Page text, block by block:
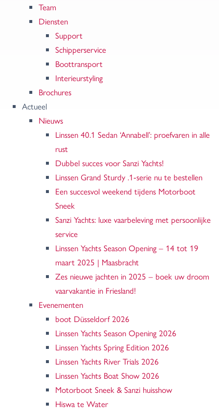
Team
Diensten
Support
Schipperservice
Boottransport
Interieurstyling
Brochures
Actueel
Nieuws
Linssen 40.1 Sedan ‘Annabell’: proefvaren in alle
rust
Dubbel succes voor Sanzi Yachts!
Linssen Grand Sturdy .1‑serie nu te bestellen
Een succesvol weekend tijdens Motorboot
Sneek
Sanzi Yachts: luxe vaarbeleving met persoonlijke
service
Linssen Yachts Season Opening – 14 tot 19
maart 2025 | Maasbracht
Zes nieuwe jachten in 2025 – boek uw droom
vaarvakantie in Friesland!
Evenementen
boot Düsseldorf 2026
Linssen Yachts Season Opening 2026
Linssen Yachts Spring Edition 2026
Linssen Yachts River Trials 2026
Linssen Yachts Boat Show 2026
Motorboot Sneek & Sanzi huisshow
Hiswa te Water